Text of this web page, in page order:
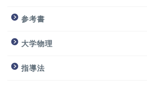
参考書
大学物理
指導法